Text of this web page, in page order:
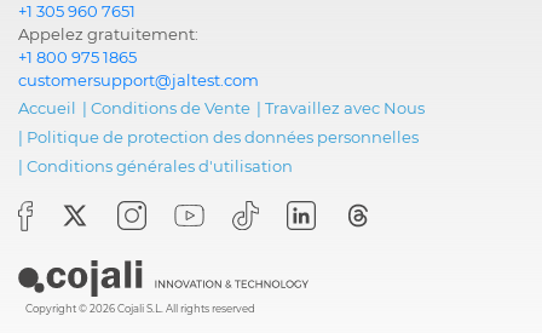
+1 305 960 7651
Appelez gratuitement:
+1 800 975 1865
customersupport@jaltest.com
Accueil | Conditions de Vente | Travaillez avec Nous
| Politique de protection des données personnelles
| Conditions générales d'utilisation
Copyright © 2026 Cojali S.L. All rights reserved